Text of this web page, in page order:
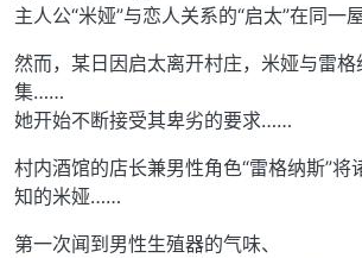
主人公“米娅”与恋人关系的“启太”在同一
然而，某日因启太离开村庄，米娅与雷格
集……
她开始不断接受其卑劣的要求……
村内酒馆的店长兼男性角色“雷格纳斯”将
知的米娅……
第一次闻到男性生殖器的气味、